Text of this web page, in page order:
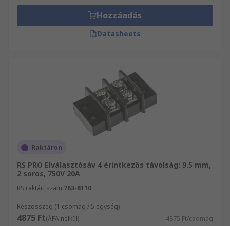
Hozzáadás
Datasheets
Raktáron
RS PRO Elválasztósáv 4 érintkezős távolság: 9.5 mm,
2 soros, 750V 20A
RS raktári szám 763-8110
Részösszeg (1 csomag / 5 egység)
4875 Ft(ÁFA nélkül) 4875 Ft/csomag